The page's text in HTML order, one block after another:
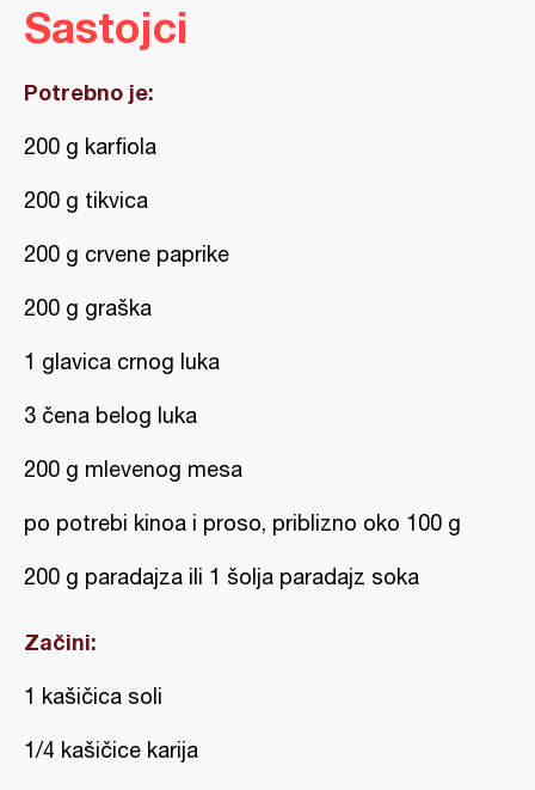
Sastojci
Potrebno je:
200 g karfiola
200 g tikvica
200 g crvene paprike
200 g graška
1 glavica crnog luka
3 čena belog luka
200 g mlevenog mesa
po potrebi kinoa i proso, priblizno oko 100 g
200 g paradajza ili 1 šolja paradajz soka
Začini:
1 kašičica soli
1/4 kašičice karija